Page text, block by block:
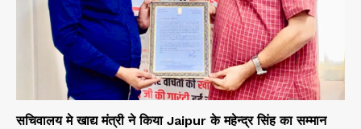
सचिवालय मे खाद्य मंत्री ने किया Jaipur के महेन्द्र सिंह का सम्मान